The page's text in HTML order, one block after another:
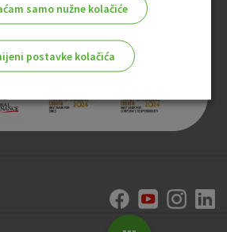
samo nužne kolačiće
postavke kolačića
Nužni kolačići